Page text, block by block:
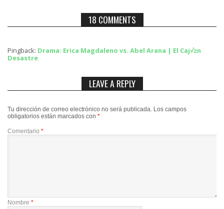
18 COMMENTS
Pingback: Drama: Erica Magdaleno vs. Abel Arana | El Caj√≥n
Desastre
LEAVE A REPLY
Tu dirección de correo electrónico no será publicada. Los campos
obligatorios están marcados con *
Comentario *
Nombre *